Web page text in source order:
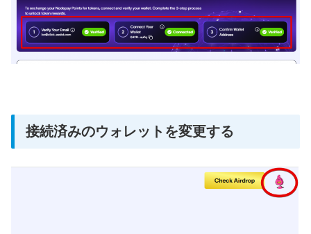
接続済みのウォレットを変更する